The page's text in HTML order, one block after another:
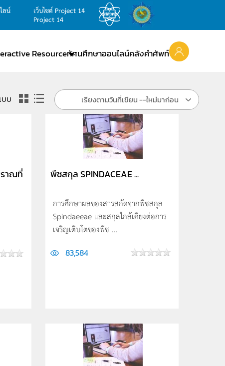
ลน์
เว็บไซต์ Project 14
Project 14
Resourceทัศนศึกษาออนไลน์คลังคำศัพท์
บ เรียงตามวันที่เขียน --ใหม่มาก่อน
าณที่
พืชสกุล SPINDACEAE ...
การศึกษาผลของสารสกัดจากพืชสกุล
Spindaeeae และสกุลใกล้เคียงต่อการ
เจริญเติบโตของพืช ...
83,584